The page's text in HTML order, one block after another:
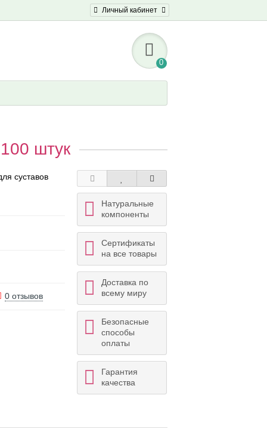
Личный кабинет
0
штук
суставов
0 отзывов
Натуральные
компоненты
Сертификаты
на все товары
Доставка по
всему миру
Безопасные
способы
оплаты
Гарантия
качества